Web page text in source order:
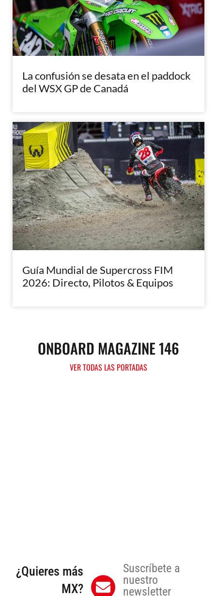
La confusión se desata en el paddock
del WSX GP de Canadá
Guía Mundial de Supercross FIM
2026: Directo, Pilotos & Equipos
ONBOARD MAGAZINE 146
VER TODAS LAS PORTADAS
¿Quieres más
MX?
Suscríbete a
nuestro
newsletter